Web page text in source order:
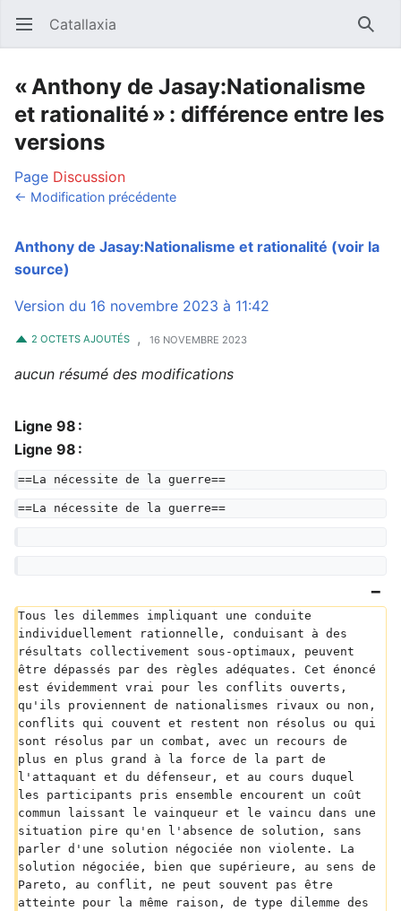
Ouvrir le menu principal Catallaxia
« Anthony de Jasay:Nationalisme
et rationalité » : différence entre les
versions
Page Discussion
← Modification précédente
Anthony de Jasay:Nationalisme et rationalité (voir la
source)
Version du 16 novembre 2023 à 11:42
2 OCTETS AJOUTÉS , 16 NOVEMBRE 2023
aucun résumé des modifications
Ligne 98 :
Ligne 98 :
==La nécessite de la guerre==
==La nécessite de la guerre==
Tous les dilemmes impliquant une conduite
individuellement rationnelle, conduisant à des
résultats collectivement sous-optimaux, peuvent
être dépassés par des règles adéquates. Cet énoncé
est évidemment vrai pour les conflits ouverts,
qu'ils proviennent de nationalismes rivaux ou non,
conflits qui couvent et restent non résolus ou qui
sont résolus par un combat, avec un recours de
plus en plus grand à la force de la part de
l'attaquant et du défenseur, et au cours duquel
les participants pris ensemble encourent un coût
commun laissant le vainqueur et le vaincu dans une
situation pire qu'en l'absence de solution, sans
parler d'une solution négociée non violente. La
solution négociée, bien que supérieure, au sens de
Pareto, au conflit, ne peut souvent pas être
atteinte pour la même raison, de type dilemme des